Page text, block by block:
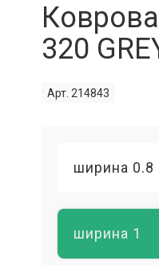
320
Арт. 214843
ширина 0.8
ширина 1